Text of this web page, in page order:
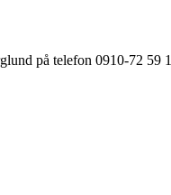
på telefon 0910-72 59